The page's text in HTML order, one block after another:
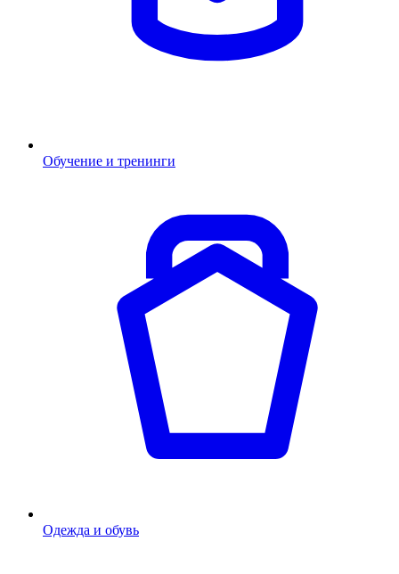
Обучение и тренинги
Одежда и обувь